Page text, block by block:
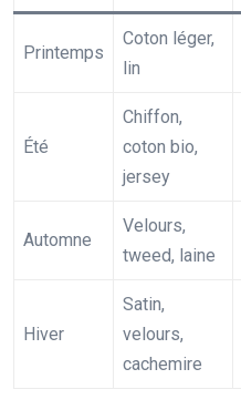
Printemps
Coton léger,
lin
Été
Chiffon,
coton bio,
jersey
Automne
Velours,
tweed, laine
Hiver
Satin,
velours,
cachemire